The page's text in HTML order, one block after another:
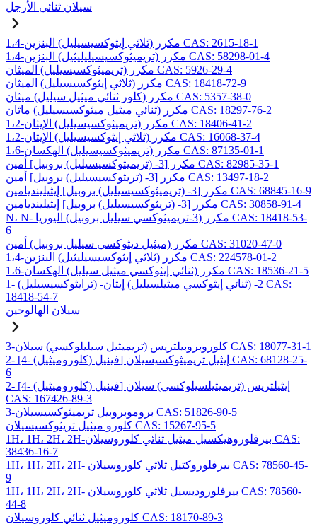
سيلان ثنائي الأرجل
1،4-مكرر (ثلاثي إيثوكسيسيليل) البنزين CAS: 2615-18-1
1،4-مكرر (تريميثوكسيسيليليثيل) البنزين CAS: 58298-01-4
مكرر (تريميثوكسيسيليل) الميثان CAS: 5926-29-4
مكرر (ثلاثي إيثوكسيسيليل) الميثان CAS: 18418-72-9
مكرر (كلور ثنائي ميثيل سيليل) ميثان CAS: 5357-38-0
مكرر (ثنائي ميثيل ميثوكسيسيليل) ماثان CAS: 18297-76-2
1،2-مكرر (تريميثوكسيسيليل) الإيثان CAS: 18406-41-2
1،2-مكرر (ثلاثي إيثوكسيسيليل) الإيثان CAS: 16068-37-4
1،6-مكرر (تريميثوكسيسيليل) الهكسان CAS: 87135-01-1
مكرر [3- (تريميثوكسيسيليل) بروبيل] أمين CAS: 82985-35-1
مكرر [3- (تريثوكسيسيليل) بروبيل] أمين CAS: 13497-18-2
مكرر [3- (تريميثوكسيسيليل) بروبيل] إيثيلينديامين CAS: 68845-16-9
مكرر [3- (تريثوكسيسيليل) بروبيل] إيثيلينديامين CAS: 30858-91-4
N، N- مكرر (3-تريميثوكسي سيليل بروبيل) اليوريا CAS: 18418-53-
6
مكرر (ميثيل ديثوكسي سيليل بروبيل) أمين CAS: 31020-47-0
1،4-مكرر (ثلاثي إيثوكسيسيليثيل) البنزين CAS: 224578-01-2
1،6-مكرر (ثنائي إيثوكسي ميثيل سيليل) الهكسان CAS: 18536-21-5
1- (ترايثوكسيسيليل) -2- (ثنائي إيثوكسي ميثيلسيليل) إيثان CAS:
18418-54-7
سيلان الهالوجين
3-كلوروبروبيلتريس (تريميثيل سيليلوكسي) سيلان CAS: 18077-31-1
2- [4- (كلوروميثيل) فينيل] إيثيل تريميثوكسيسيلان CAS: 68128-25-
6
2- [4- (كلوروميثيل) فينيل] إيثيلتريس (تريميثيلسيلوكسي) سيلان
CAS: 167426-89-3
3-بروموبروبيل تريميثوكسيسيلان CAS: 51826-90-5
كلورو ميثيل تريثوكسيسيلان CAS: 15267-95-5
1H، 1H، 2H، 2H-بيرفلوروهيكسيل ميثيل ثنائي كلوروسيلان CAS:
38436-16-7
1H، 1H، 2H، 2H- بيرفلوروكتيل ثلاثي كلوروسيلان CAS: 78560-45-
9
1H، 1H، 2H، 2H- بيرفلوروديسيل ثلاثي كلوروسيلان CAS: 78560-
44-8
كلوروميثيل ثنائي كلوروسيلان CAS: 18170-89-3